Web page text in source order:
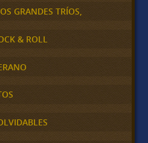
GRANDES TRÍOS,
& ROLL